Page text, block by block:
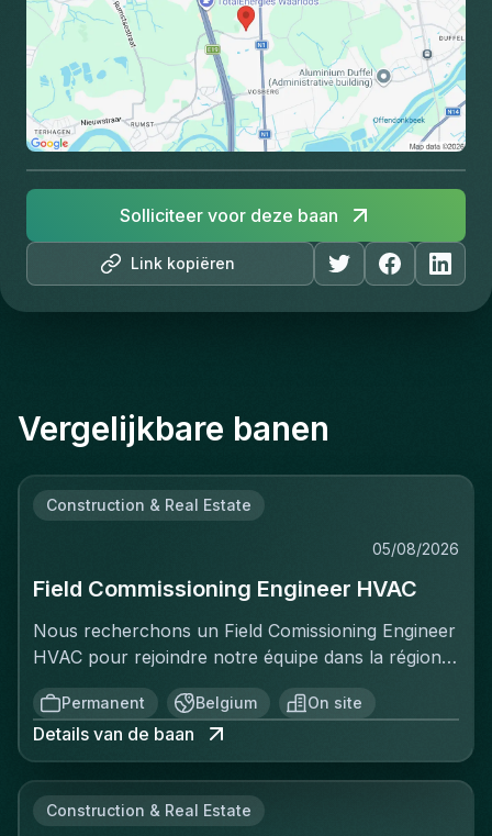
Link kopiëren
Solliciteer voor deze baan
Vergelijkbare banen
Construction & Real Estate
05/08/2026
Field Commissioning Engineer HVAC
Nous recherchons un Field Comissioning Engineer
HVAC pour rejoindre notre équipe dans la région
de Bruxelles. Dans ce rôle, vous fournirez une
assistance technique sur site lors de la mise en
service et du démarrage des installations HVAC
pour nos clients. Vous serez responsable de
climatisation sont correctement installés,
Permanent Belgium On site
Details van de baan
Construction & Real Estate